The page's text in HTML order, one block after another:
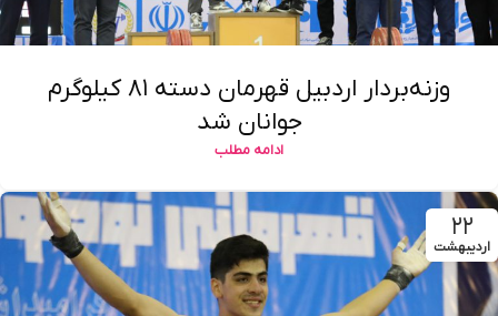
وزنه‌بردار اردبیل قهرمان دسته ۸۱ کیلوگرم
جوانان شد
ادامه مطلب
۲۲
اردیبهشت